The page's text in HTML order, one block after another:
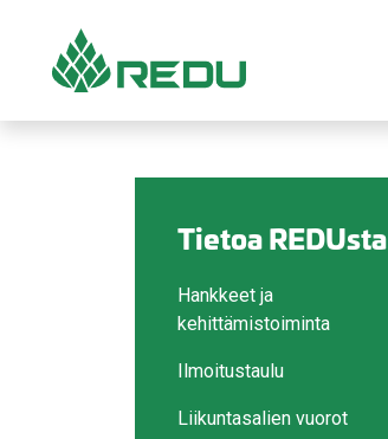
Tietoa REDUsta
Hankkeet ja
kehittämistoiminta
Ilmoitustaulu
Liikuntasalien vuorot